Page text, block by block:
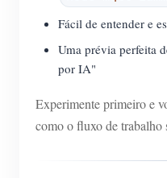
Fácil de entender e
Uma prévia perfeita
por IA"
Experimente primeiro e
como o fluxo de trabalho